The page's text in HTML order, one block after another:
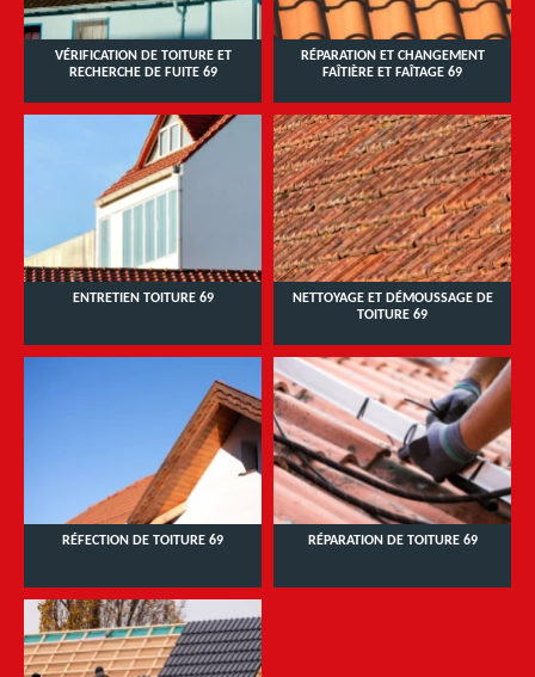
VÉRIFICATION DE TOITURE ET
RECHERCHE DE FUITE 69
RÉPARATION ET CHANGEMENT
FAÎTIÈRE ET FAÎTAGE 69
ENTRETIEN TOITURE 69
NETTOYAGE ET DÉMOUSSAGE DE
TOITURE 69
RÉFECTION DE TOITURE 69 RÉPARATION DE TOITURE 69